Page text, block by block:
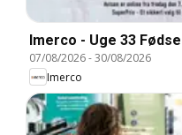
Imerco - Uge 33
07/08/2026-30/08/2026
Imerco